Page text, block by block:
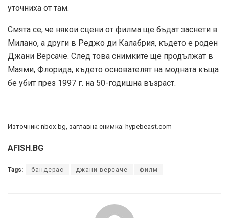
уточниха от там.
Смята се, че някои сцени от филма ще бъдат заснети в
Милано, а други в Реджо ди Калабрия, където е роден
Джани Версаче. След това снимките ще продължат в
Маями, Флорида, където основателят на модната къща
бе убит през 1997 г. на 50-годишна възраст.
Източник: nbox.bg, заглавна снимка: hypebeast.com
AFISH.BG
Tags: бандерас джани версаче филм